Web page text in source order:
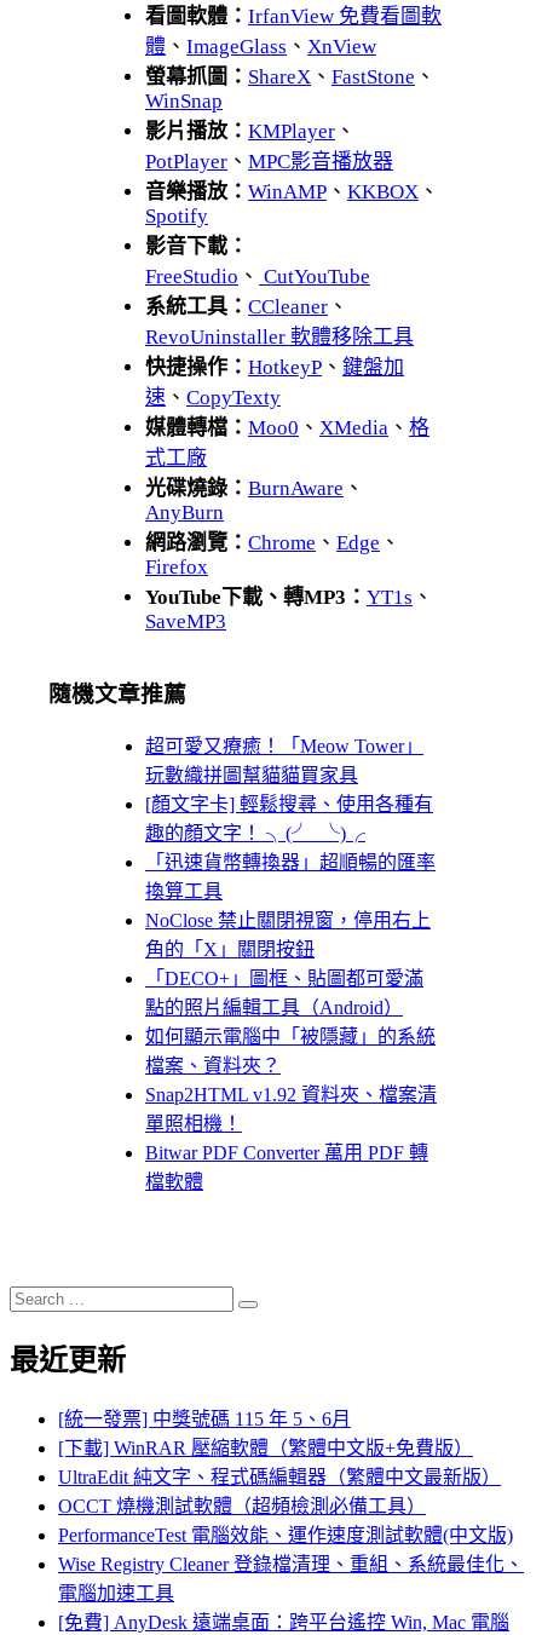
看圖軟體： IrfanView 免費看圖軟
體 、 ImageGlass 、 XnView
螢幕抓圖： ShareX 、 FastStone 、
WinSnap
影片播放： KMPlayer 、
PotPlayer 、 MPC影音播放器
音樂播放： WinAMP 、 KKBOX 、
Spotify
影音下載：
FreeStudio 、 CutYouTube
系統工具： CCleaner 、
RevoUninstaller 軟體移除工具
快捷操作： HotkeyP 、 鍵盤加
速 、 CopyTexty
媒體轉檔： Moo0 、 XMedia 、 格
式工廠
光碟燒錄： BurnAware 、
AnyBurn
網路瀏覽： Chrome 、 Edge 、
Firefox
YouTube下載、轉MP3： YT1s 、
SaveMP3
隨機文章推薦
超可愛又療癒！「Meow Tower」
玩數織拼圖幫貓貓買家具
[顏文字卡] 輕鬆搜尋、使用各種有
趣的顏文字！ ╮(╯_╰)╭
「迅速貨幣轉換器」超順暢的匯率
換算工具
NoClose 禁止關閉視窗，停用右上
角的「X」關閉按鈕
「DECO+」圖框、貼圖都可愛滿
點的照片編輯工具（Android）
如何顯示電腦中「被隱藏」的系統
檔案、資料夾？
Snap2HTML v1.92 資料夾、檔案清
單照相機！
Bitwar PDF Converter 萬用 PDF 轉
檔軟體
Search
for:
Search
最近更新
[統一發票] 中獎號碼 115 年 5、6月
[下載] WinRAR 壓縮軟體（繁體中文版+免費版）
UltraEdit 純文字、程式碼編輯器（繁體中文最新版）
OCCT 燒機測試軟體（超頻檢測必備工具）
PerformanceTest 電腦效能、運作速度測試軟體(中文版)
Wise Registry Cleaner 登錄檔清理、重組、系統最佳化、
電腦加速工具
[免費] AnyDesk 遠端桌面：跨平台遙控 Win, Mac 電腦